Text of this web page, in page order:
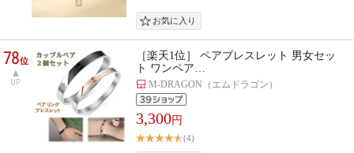
78位
UP
［楽天1位］ ペアブレスレット 男女セッ
ト ワンペア…
M-DRAGON（エムドラゴン）
3,300円
(4)